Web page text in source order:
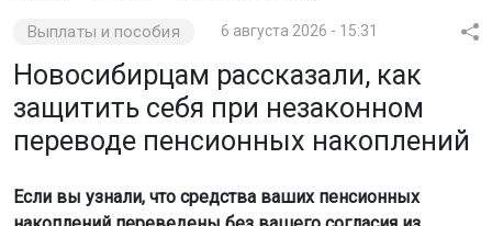
Выплаты и пособия 6 августа 2026 - 15:31
Новосибирцам рассказали, как
защитить себя при незаконном
переводе пенсионных накоплений
Если вы узнали, что средства ваших пенсионных